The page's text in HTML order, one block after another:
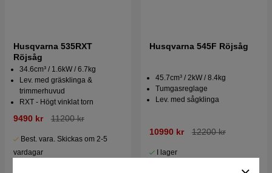
Husqvarna 535RXT
Röjsåg
34.6cm³ / 1.6kW / 6.7kg
Lev. med gräsklinga &
trimmerhuvud
RXT - Högt vinklat torn
9490 kr 11200 kr
Best. vara. Skickas om 2-5
vardagar
Husqvarna 545F Röjsåg
45.7cm³ / 2kW / 8.4kg
Tumgasreglage
Lev. med sågklinga
10990 kr 12200 kr
I lager